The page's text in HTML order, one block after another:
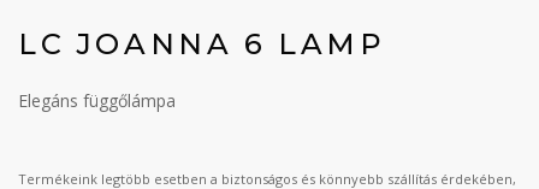
LC JOANNA 6 LAMP
Elegáns függőlámpa
Termékeink legtöbb esetben a biztonságos és könnyebb szállítás érdekében,